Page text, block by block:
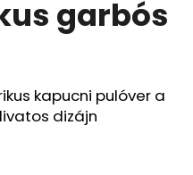
garbós
kapucni pulóver a
dizájn